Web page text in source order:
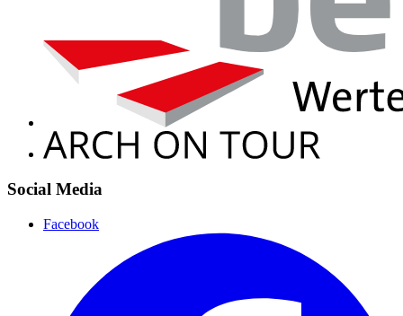
Social Media
Facebook